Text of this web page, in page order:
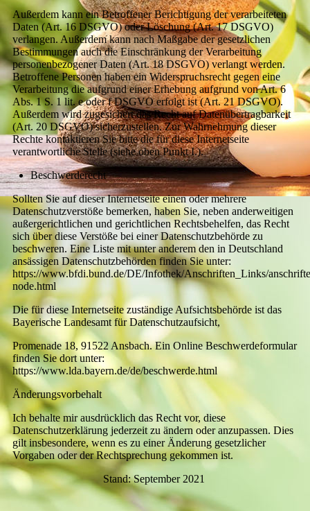
Außerdem kann ein Betroffener Berichtigung der verarbeiteten
Daten (Art. 16 DSGVO) oder Löschung (Art. 17 DSGVO)
verlangen. Außerdem kann nach Maßgabe der gesetzlichen
Bestimmungen auch die Einschränkung der Verarbeitung
personenbezogener Daten (Art. 18 DSGVO) verlangt werden.
Betroffene Personen haben ein Widerspruchsrecht gegen eine
Verarbeitung die aufgrund einer Erhebung aufgrund von Art. 6
Abs. 1 S. 1 lit. e oder f DSGVO erfolgt ist (Art. 21 DSGVO).
Außerdem wird zugesichert das Recht auf Datenübertragbarkeit
(Art. 20 DSGVO) sicherzustellen. Zur Wahrnehmung dieser
Rechte kontaktieren Sie bitte die für diese Internetseite
verantwortliche Stelle (siehe oben Punkt I.).
Beschwerderecht
Sollten Sie auf dieser Internetseite einen oder mehrere
Datenschutzverstöße bemerken, haben Sie, neben anderweitigen
außergerichtlichen und gerichtlichen Rechtsbehelfen, das Recht
sich über diese Verstöße bei einer Datenschutzbehörde zu
beschweren. Eine Liste mit unter anderem den in Deutschland
ansässigen Datenschutzbehörden finden Sie unter:
https://www.bfdi.bund.de/DE/Infothek/Anschriften_Links/
node.html
Die für diese Internetseite zuständige Aufsichtsbehörde ist das
Bayerische Landesamt für Datenschutzaufsicht,
Promenade 18, 91522 Ansbach. Ein Online Beschwerdeformular
finden Sie dort unter:
https://www.lda.bayern.de/de/beschwerde.html
Änderungsvorbehalt
Ich behalte mir ausdrücklich das Recht vor, diese
Datenschutzerklärung jederzeit zu ändern oder anzupassen. Dies
gilt insbesondere, wenn es zu einer Änderung gesetzlicher
Vorgaben oder der Rechtsprechung gekommen ist.
Stand: September 2021